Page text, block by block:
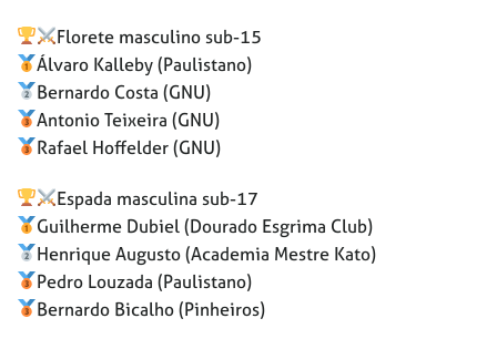
Florete masculino sub-15
Álvaro Kalleby (Paulistano)
Bernardo Costa (GNU)
Antonio Teixeira (GNU)
Rafael Hoffelder (GNU)
Espada masculina sub-17
Guilherme Dubiel (Dourado Esgrima Club)
Henrique Augusto (Academia Mestre Kato)
Pedro Louzada (Paulistano)
Bernardo Bicalho (Pinheiros)